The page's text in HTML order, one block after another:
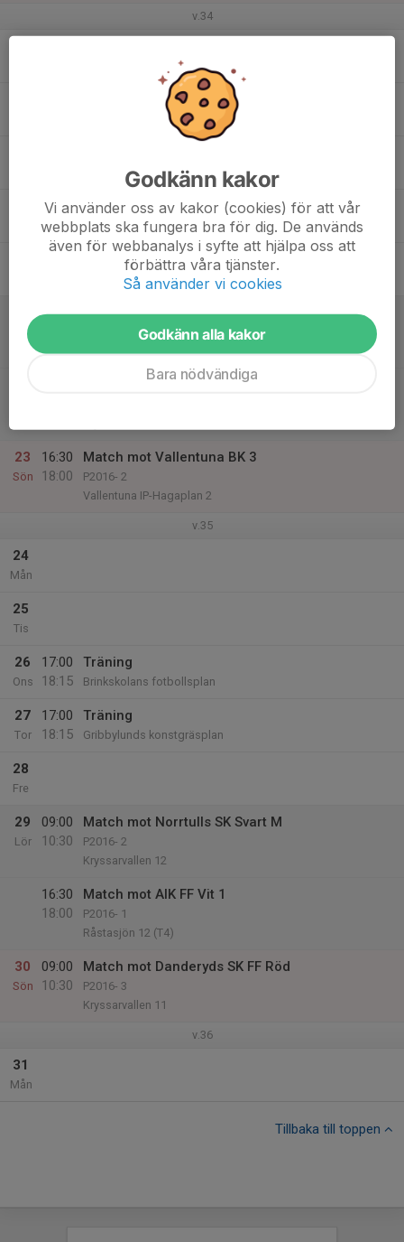
v.34
Brinkskolans fotbollsplan
17:00
18:15
Träning
Gribbylunds konstgräsplan
Lör
09:00
Match mot Djurgårdens IF FF 17 Röd
Kryssarvallen 11
Match mot IFK Lidingö FK 6 vit
23
Sön
16:30
18:00
Match mot Vallentuna BK 3
P2016- 2
Vallentuna IP-Hagaplan 2
v.35
24
Mån
25
Tis
26
Ons
17:00
18:15
Träning
Brinkskolans fotbollsplan
27
Tor
17:00
18:15
Träning
Gribbylunds konstgräsplan
28
Fre
29
Lör
09:00
10:30
Match mot Norrtulls SK Svart M
P2016- 2
Kryssarvallen 12
16:30
18:00
Match mot AIK FF Vit 1
P2016- 1
Råstasjön 12 (T4)
30
Sön
09:00
10:30
Match mot Danderyds SK FF Röd
P2016- 3
Kryssarvallen 11
v.36
31
Mån
Tillbaka till toppen
Godkänn kakor
Vi använder oss av kakor (cookies) för att vår
webbplats ska fungera bra för dig. De används
även för webbanalys i syfte att hjälpa oss att
förbättra våra tjänster.
Så använder vi cookies
Godkänn alla kakor
Bara nödvändiga